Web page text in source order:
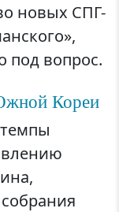
новых СПГ-
под вопрос.
Кореи